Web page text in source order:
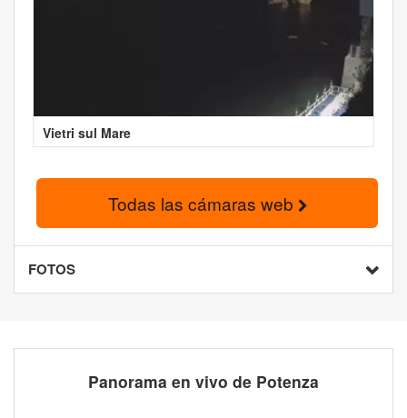
Vietri sul Mare
Todas las cámaras web
FOTOS
Panorama en vivo de Potenza